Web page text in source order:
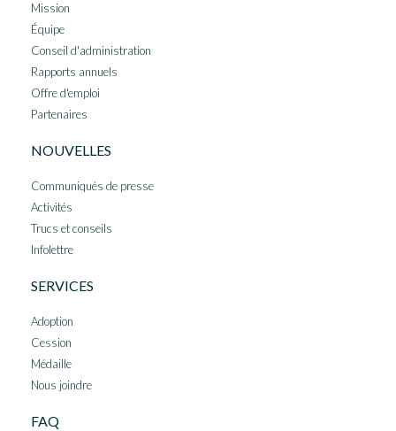
Mission
Équipe
Conseil d'administration
Rapports annuels
Offre d'emploi
Partenaires
NOUVELLES
Communiqués de presse
Activités
Trucs et conseils
Infolettre
SERVICES
Adoption
Cession
Médaille
Nous joindre
FAQ